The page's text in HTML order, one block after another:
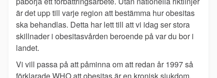
är det upp till varje region att bestämma hur obesitas
ska behandlas. Detta har lett till att vi idag ser stora
skillnader i obesitasvården beroende på var du bor i
landet.
Vi vill passa på att påminna om att redan år 1997 så